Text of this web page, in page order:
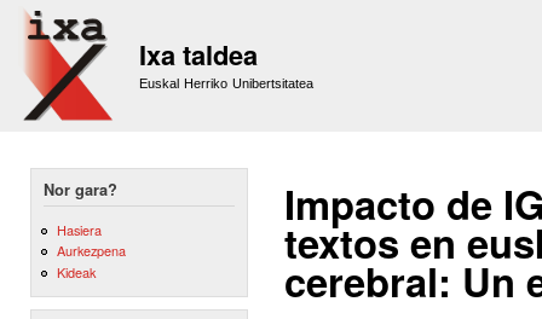
Ixa taldea
Euskal Herriko Unibertsitatea
Nor gara?
Hasiera
Aurkezpena
Kideak
Impacto de
textos en
cerebral: Un